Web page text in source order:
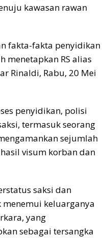
kawasan rawan
fakta-fakta penyidikan
menetapkan RS alias
Rinaldi, Rabu, 20 Mei
penyidikan, polisi
termasuk seorang
sejumlah
visum korban dan
saksi dan
keluarganya
yang
sebagai tersangka